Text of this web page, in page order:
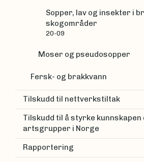
Sopper, lav og insekter i
skogområder
20-09
Moser og pseudosopper
Fersk- og brakkvann
Tilskudd til nettverkstiltak
Tilskudd til å styrke kunnskapen
artsgrupper i Norge
Rapportering